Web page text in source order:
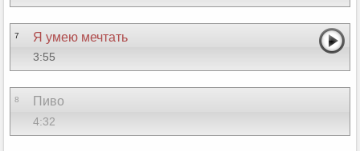
7 Я умею мечтать
3:55
8 Пиво
4:32